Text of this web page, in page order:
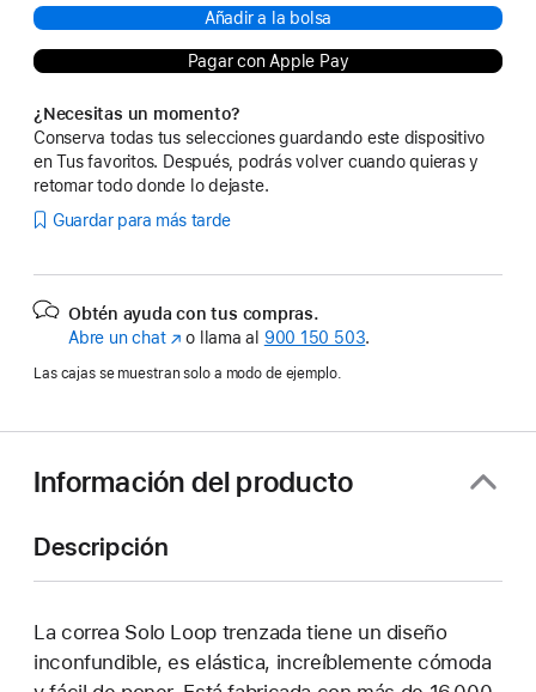
Añadir a la bolsa
Pagar con Apple Pay
¿Necesitas un momento?
Conserva todas tus selecciones guardando este dispositivo
en Tus favoritos. Después, podrás volver cuando quieras y
retomar todo donde lo dejaste.
Guardar para más tarde
Obtén ayuda con tus compras.
Abre un chat(Se
abre
ventana
o llama al 900 150 503.
Las cajas se muestran solo a modo de ejemplo.
Información del producto
Descripción
La correa Solo Loop trenzada tiene un diseño
inconfundible, es elástica, increíblemente cómoda